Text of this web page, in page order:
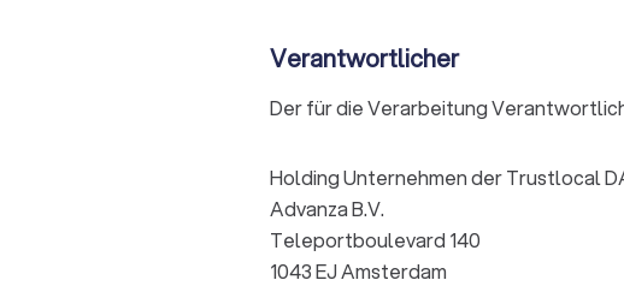
Verantwortlicher
Der für die Verarbeitung
Holding Unternehmen der Trustlocal
Advanza B.V.
Teleportboulevard 140
1043 EJ Amsterdam